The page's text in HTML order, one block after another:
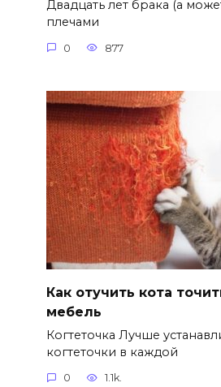
Двадцать лет брака (а
плечами
0 877
Как отучить кота
мебель
Когтеточка Лучше
когтеточки в каждой
0 1.1k.